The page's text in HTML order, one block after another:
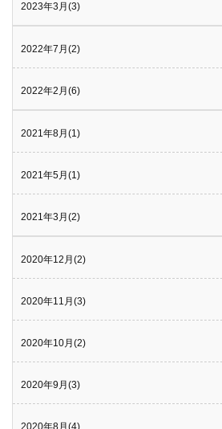
2023年3月(3)
2022年7月(2)
2022年2月(6)
2021年8月(1)
2021年5月(1)
2021年3月(2)
2020年12月(2)
2020年11月(3)
2020年10月(2)
2020年9月(3)
2020年8月(4)